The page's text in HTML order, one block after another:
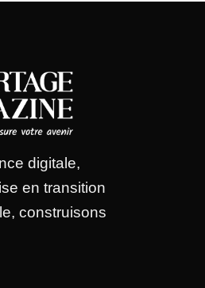
digitale,
en transition
construisons